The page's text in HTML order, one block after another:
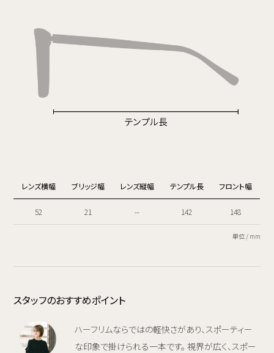
レンズ横幅 ブリッジ幅 レンズ縦幅 テンプル長 フロント幅
52 21 -- 142 148
単位 / mm
スタッフのおすすめポイント
ハーフリムならではの軽快さがあり、スポーティー
な印象で掛けられる一本です。 視界が広く、スポー